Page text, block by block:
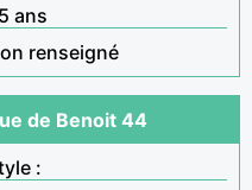
ans
renseigné
de Benoit 44
: